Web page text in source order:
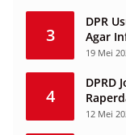
3
DPR
Agar
19 Mei
4
DPRD
12 Mei